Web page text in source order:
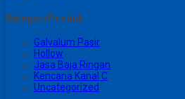
Kategori Produk
Galvalum Pasir
Hollow
Jasa Baja Ringan
Kencana Kanal C
Uncategorized